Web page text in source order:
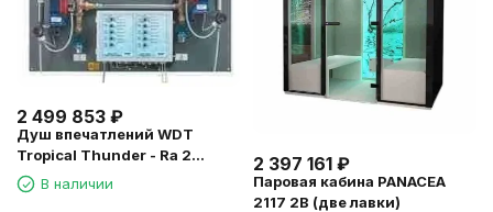
2 499 853 ₽
Душ впечатлений WDT
Tropical Thunder - Ra 2
(потолок- белый PVC)
В наличии
2 397 161 ₽
Паровая кабина PANACEA
2117 2B (две лавки)